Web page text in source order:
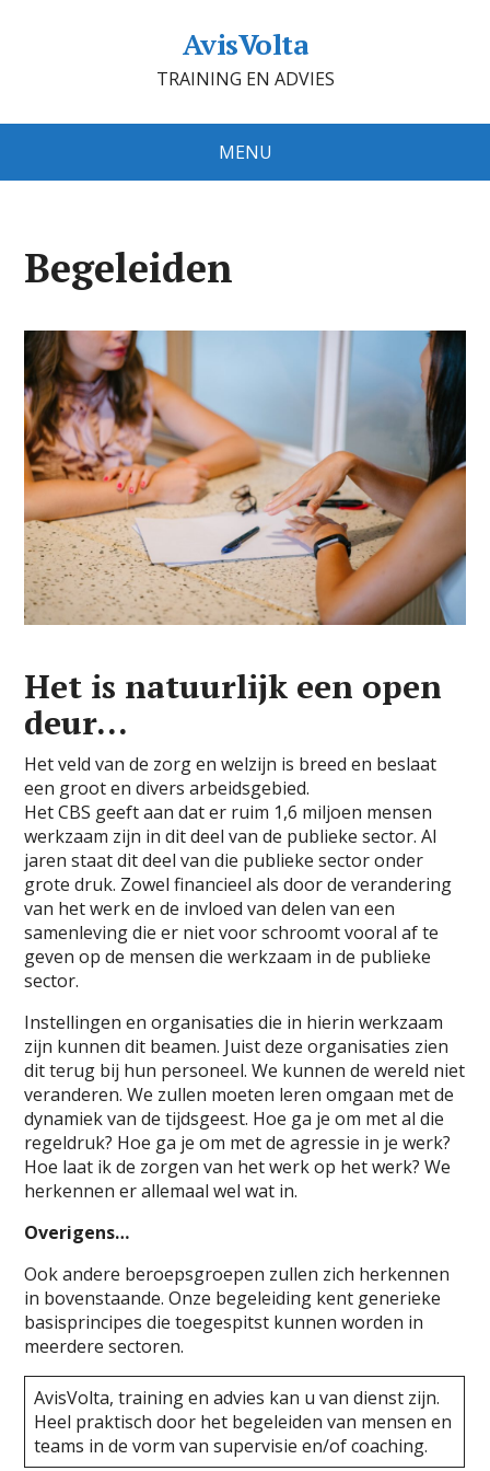
AvisVolta
TRAINING EN ADVIES
MENU
Begeleiden
Het is natuurlijk een open
deur…
Het veld van de zorg en welzijn is breed en beslaat
een groot en divers arbeidsgebied.
Het CBS geeft aan dat er ruim 1,6 miljoen mensen
werkzaam zijn in dit deel van de publieke sector. Al
jaren staat dit deel van die publieke sector onder
grote druk. Zowel financieel als door de verandering
van het werk en de invloed van delen van een
samenleving die er niet voor schroomt vooral af te
geven op de mensen die werkzaam in de publieke
sector.
Instellingen en organisaties die in hierin werkzaam
zijn kunnen dit beamen. Juist deze organisaties zien
dit terug bij hun personeel. We kunnen de wereld niet
veranderen. We zullen moeten leren omgaan met de
dynamiek van de tijdsgeest. Hoe ga je om met al die
regeldruk? Hoe ga je om met de agressie in je werk?
Hoe laat ik de zorgen van het werk op het werk? We
herkennen er allemaal wel wat in.
Overigens…
Ook andere beroepsgroepen zullen zich herkennen
in bovenstaande. Onze begeleiding kent generieke
basisprincipes die toegespitst kunnen worden in
meerdere sectoren.
AvisVolta, training en advies kan u van dienst zijn.
Heel praktisch door het begeleiden van mensen en
teams in de vorm van supervisie en/of coaching.